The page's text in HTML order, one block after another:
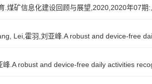
.煤矿信息化建设回顾与展望,2020,2020年07期
Lei,霍羽,刘亚峰.A robust and device-free
峰.A robust and device-free daily activities